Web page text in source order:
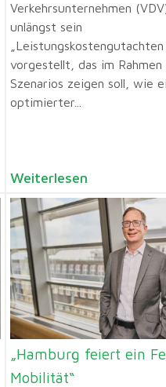
Verkehrsunternehmen
unlängst sein
„Leistungskostengutachten
vorgestellt, das im
Szenarios zeigen soll, wie
optimierter...
Weiterlesen
„Hamburg feiert ein
Mobilität“